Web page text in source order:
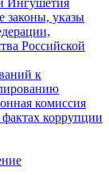
Ингушетия
законы, указы
Российской
к
комиссия
коррупции